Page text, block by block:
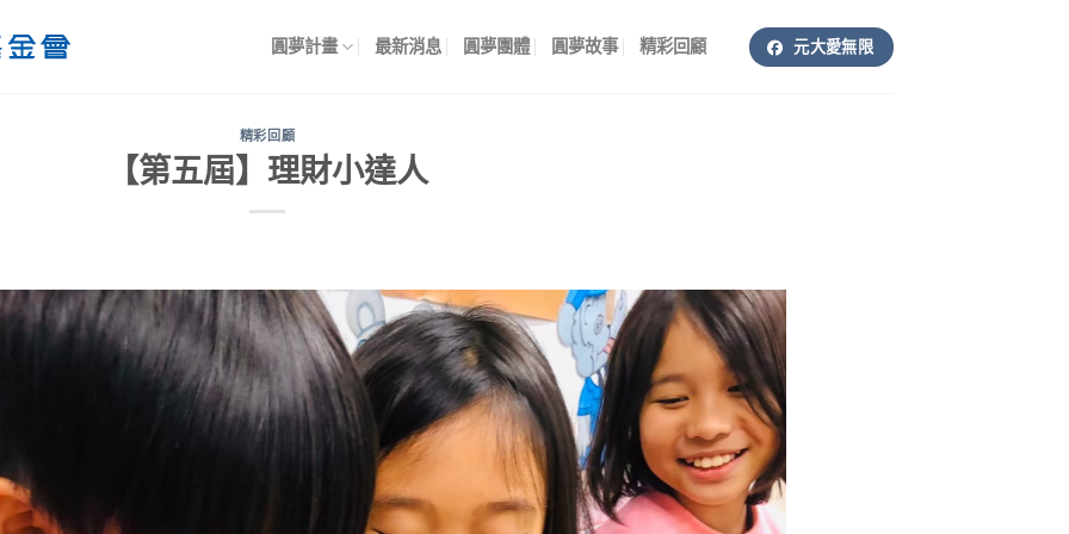
圓夢計畫 最新消息 圓夢團體 圓夢故事 精彩回顧 元大愛無限
精彩回顧
【第五屆】理財小達人